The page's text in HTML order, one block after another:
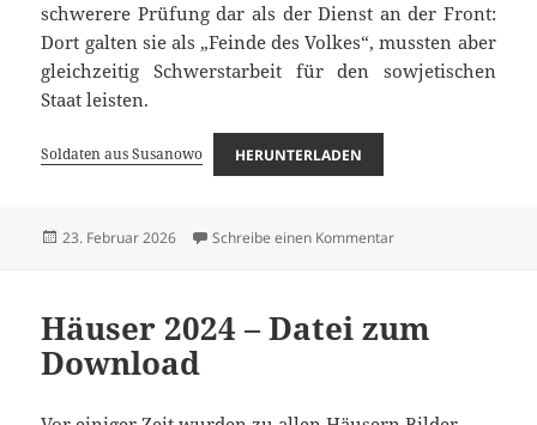
schwerere Prüfung dar als der Dienst an der Front:
Dort galten sie als „Feinde des Volkes“, mussten aber
gleichzeitig Schwerstarbeit für den sowjetischen
Staat leisten.
Soldaten aus Susanowo HERUNTERLADEN
Veröffentlicht
23. Februar 2026 Schreibe einen Kommentarzu Soldaten aus
Häuser 2024 – Datei zum
Download